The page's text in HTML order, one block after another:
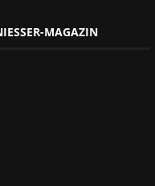
MAGAZIN